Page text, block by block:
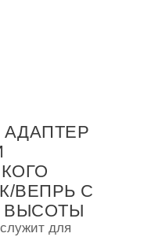
АДАПТЕР
ВЕПРЬ С
ВЫСОТЫ
для